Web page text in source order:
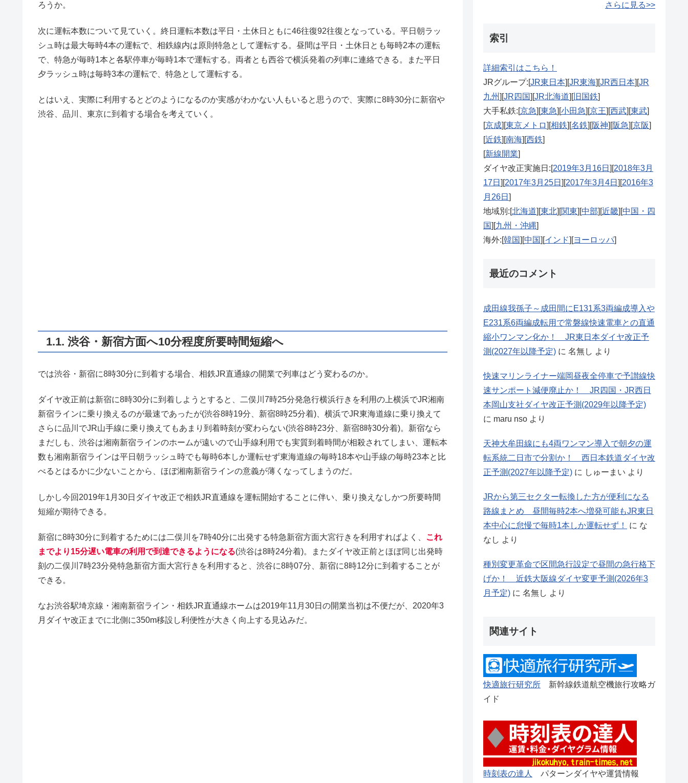
ろうか。
次に運転本数について見ていく。終日運転本数は平日・土休日ともに46往復92往復となっている。平日朝ラッ
シュ時は最大毎時4本の運転で、相鉄線内は原則特急として運転する。昼間は平日・土休日とも毎時2本の運転
で、特急が毎時1本と各駅停車が毎時1本で運転する。両者とも西谷で横浜発着の列車に連絡できる。また平日
夕ラッシュ時は毎時3本の運転で、特急として運転する。
とはいえ、実際に利用するとどのようになるのか実感がわかない人もいると思うので、実際に8時30分に新宿や
渋谷、品川、東京に到着する場合を考えていく。
1.1. 渋谷・新宿方面へ10分程度所要時間短縮へ
では渋谷・新宿に8時30分に到着する場合、相鉄JR直通線の開業で列車はどう変わるのか。
ダイヤ改正前は新宿に8時30分に到着しようとすると、二俣川7時25分発急行横浜行きを利用の上横浜でJR湘南
新宿ラインに乗り換えるのが最速であったが(渋谷8時19分、新宿8時25分着)、横浜でJR東海道線に乗り換えて
さらに品川でJR山手線に乗り換えてもあまり到着時刻が変わらない(渋谷8時23分、新宿8時30分着)。新宿なら
まだしも、渋谷は湘南新宿ラインのホームが遠いので山手線利用でも実質到着時間が相殺されてしまい、運転本
数も湘南新宿ラインは平日朝ラッシュ時でも毎時6本しか運転せず東海道線の毎時18本や山手線の毎時23本と比
べるとはるかに少ないことから、ほぼ湘南新宿ラインの意義が薄くなってしまうのだ。
しかし今回2019年1月30日ダイヤ改正で相鉄JR直通線を運転開始することに伴い、乗り換えなしかつ所要時間
短縮が期待できる。
新宿に8時30分に到着するためには二俣川を7時40分に出発する特急新宿方面大宮行きを利用すればよく、 これ
までより15分遅い電車の利用で到達できるようになる(渋谷は8時24分着)。またダイヤ改正前とほぼ同じ出発時
刻の二俣川7時23分発特急新宿方面大宮行きを利用すると、渋谷に8時07分、新宿に8時12分に到着することが
できる。
なお渋谷駅埼京線・湘南新宿ライン・相鉄JR直通線ホームは2019年11月30日の開業当初は不便だが、2020年3
月ダイヤ改正までに北側に350m移設し利便性が大きく向上する見込みだ。
さらに見る>>
索引
詳細索引はこちら！
JRグループ:[ JR東日本 JR東海 JR西日本 JR
九州
JR四国 JR北海道 旧国鉄
大手私鉄:[ 京急 東急 小田急 京王 西武 東武
京成 東京メトロ 相鉄 名鉄 阪神 阪急 京阪
近鉄 南海 西鉄
新線開業
ダイヤ改正実施日:[ 2019年3月16日
2018年3月
17日
2017年3月25日 2017年3月4日
2016年3
月26日
地域別:[ 北海道 東北 関東 中部 近畿 中国・四
国
九州・沖縄
海外:[ 韓国 中国 インド ヨーロッパ]
最近のコメント
成田線我孫子～成田間にE131系3両編成導入や
E231系6両編成転用で常磐線快速電車との直通
縮小ワンマン化か！ JR東日本ダイヤ改正予
測(2027年以降予定) に 名無し より
快速マリンライナー端岡昼夜全停車で予讃線快
速サンポート減便廃止か！ JR四国・JR西日
本岡山支社ダイヤ改正予測(2029年以降予定)
に maru nso より
天神大牟田線にも4両ワンマン導入で朝夕の運
転系統二日市で分割か！ 西日本鉄道ダイヤ改
正予測(2027年以降予定) に しゅーまい より
JRから第三セクター転換した方が便利になる
路線まとめ 昼間毎時2本へ増発可能もJR東日
本中心に怠慢で毎時1本しか運転せず！
に な
なし より
種別変更革命で区間急行設定で昼間の急行格下
げか！ 近鉄大阪線ダイヤ変更予測(2026年3
月予定) に 名無し より
関連サイト
快適旅行研究所 新幹線鉄道航空機旅行攻略ガ
イド
時刻表の達人 パターンダイヤや運賃情報